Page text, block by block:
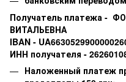
Получатель платежа -
ВИТАЛЬЕВНА
IBAN -
ИНН получателя -
Наложенный платеж